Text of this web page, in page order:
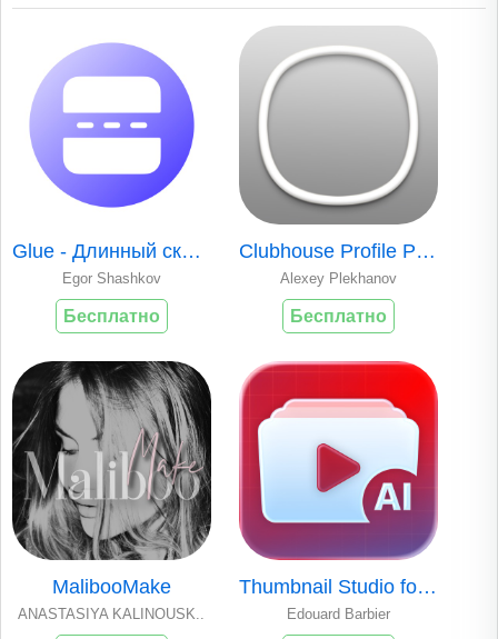
Glue - Длинный скриншот
Egor Shashkov
Бесплатно
Clubhouse Profile Picture Ring
Alexey Plekhanov
Бесплатно
MalibooMake
ANASTASIYA KALINOUSK..
Thumbnail Studio for YouTube
Edouard Barbier